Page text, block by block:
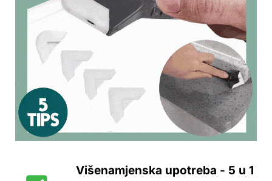
Višenamjenska upotreba - 5 u 1